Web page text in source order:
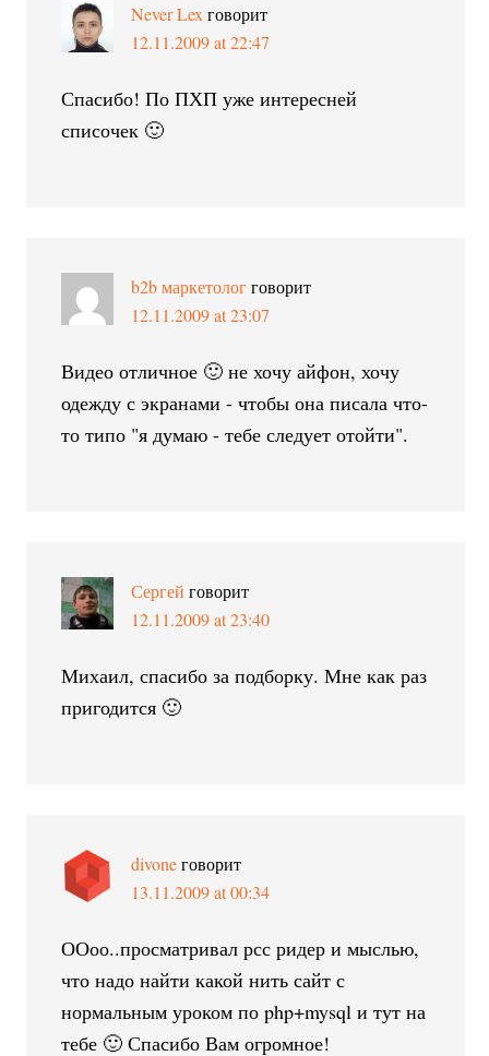
Never Lex говорит
12.11.2009 at 22:47
Спасибо! По ПХП уже интересней
списочек 🙂
b2b маркетолог говорит
12.11.2009 at 23:07
Видео отличное 🙂 не хочу айфон, хочу
одежду с экранами - чтобы она писала что-
то типо "я думаю - тебе следует отойти".
Сергей говорит
12.11.2009 at 23:40
Михаил, спасибо за подборку. Мне как раз
пригодится 🙂
divone говорит
13.11.2009 at 00:34
ООоо..просматривал рсс ридер и мыслью,
что надо найти какой нить сайт с
нормальным уроком по php+mysql и тут на
тебе 🙂 Спасибо Вам огромное!